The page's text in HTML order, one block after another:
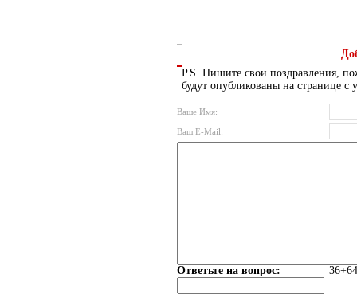
P.S. Пишите свои поздравления,
будут опубликованы на странице с
Ваше Имя:
Ваш E-Mail:
Ответьте на вопрос: